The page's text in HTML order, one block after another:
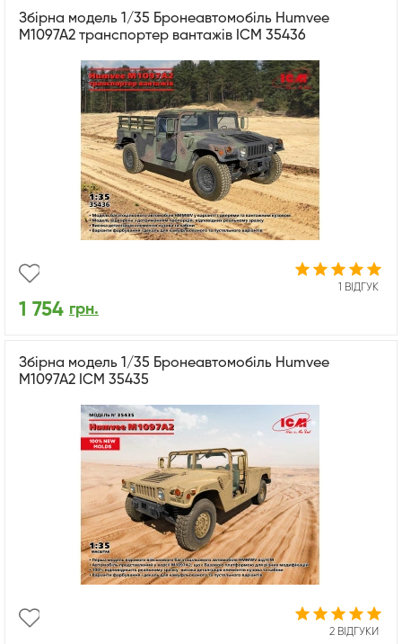
Збірна модель 1/35 Бронеавтомобіль Humvee
M1097A2 транспортер вантажів ICM 35436
1 ВІДГУК
1 754 грн.
Збірна модель 1/35 Бронеавтомобіль Humvee
M1097A2 ICM 35435
2 ВІДГУКИ